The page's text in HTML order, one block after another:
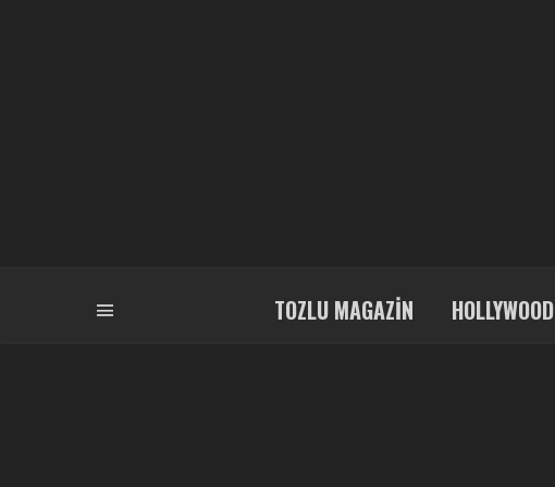
TOZLU MAGAZIN HOLLYWOOD